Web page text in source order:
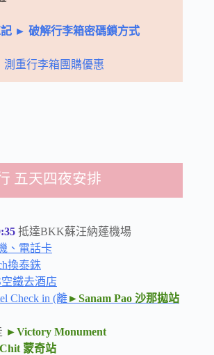
► 破解行李箱密碼鎖方式
測重行李箱團購優惠
五天四夜安排
抵達BKK蘇汪納蓬機場
、電話卡
換泰銖
鐵去酒店
Check in (離►Sanam Pao 沙那拋站
►Victory Monument
蒙奇站